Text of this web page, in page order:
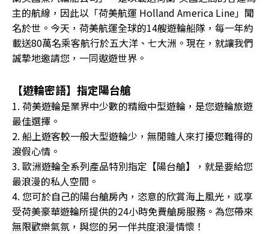
主的航線，因此以「荷美航運 Holland America Line」聞
名於世。今天，荷美航運全球的14艘遊輪船隊，每一年約
載送80萬名乘客航行於五大洋、七大洲。現在，就讓我們
誠摯地邀請您，一同遨遊世界。
【遊輪密語】指定陽台艙
1. 荷美遊輪是業界中少數的精緻中型遊輪，是您遊輪旅遊
最佳選擇。
2. 船上遊客較一般大型遊輪少，無閒雜人來打擾您難得的
渡假心情。
3. 歐洲遊輪全系列產品特別指定【陽台艙】，就是要給您
最浪漫的私人空間。
4. 您可於自己的陽台艙房內，恣意的欣賞海上風光，或享
受荷美豪華遊輪所提供的24小時免費艙房服務。為您帶來
無限歡樂氣氛，與您的另一伴共度浪漫情懷！